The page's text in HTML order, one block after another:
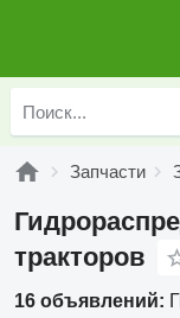
Запчасти
тракторов
16 объявлений: